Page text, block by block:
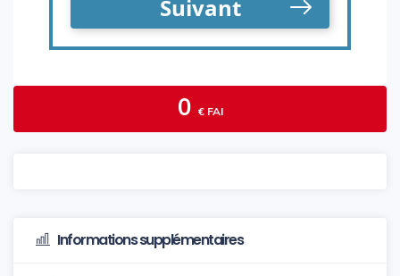
0 € FAI
Informations supplémentaires